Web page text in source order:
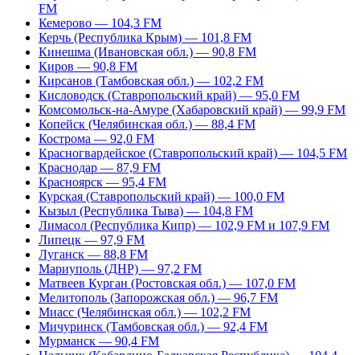
FM
Кемерово — 104,3 FM
Керчь (Республика Крым) — 101,8 FM
Кинешма (Ивановская обл.) — 90,8 FM
Киров — 90,8 FM
Кирсанов (Тамбовская обл.) — 102,2 FM
Кисловодск (Ставропольский край) — 95,0 FM
Комсомольск-на-Амуре (Хабаровский край) — 99,9 FM
Копейск (Челябинская обл.) — 88,4 FM
Кострома — 92,0 FM
Красногвардейское (Ставропольский край) — 104,5 FM
Краснодар — 87,9 FM
Красноярск — 95,4 FM
Курская (Ставропольский край) — 100,0 FM
Кызыл (Республика Тыва) — 104,8 FM
Лимасол (Республика Кипр) — 102,9 FM и 107,9 FM
Липецк — 97,9 FM
Луганск — 88,8 FM
Мариуполь (ДНР) — 97,2 FM
Матвеев Курган (Ростовская обл.) — 107,0 FM
Мелитополь (Запорожская обл.) — 96,7 FM
Миасс (Челябинская обл.) — 102,2 FM
Мичуринск (Тамбовская обл.) — 92,4 FM
Мурманск — 90,4 FM